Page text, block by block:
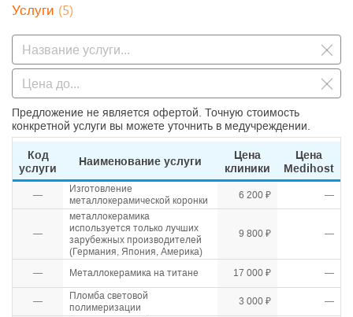
Услуги (5)
Предложение не является офертой. Точную стоимость
конкретной услуги вы можете уточнить в медучреждении.
Код
услуги
Наименование услуги
Цена
клиники
Цена
Medihost
—
Изготовление
металлокерамической коронки
6 200 ₽ —
—
металлокерамика
используется только лучших
зарубежных производителей
(Германия, Япония, Америка)
9 800 ₽ —
— Металлокерамика на титане 17 000 ₽ —
—
Пломба световой
полимеризации
3 000 ₽ —